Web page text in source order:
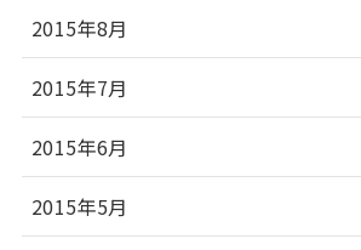
2015年8月
2015年7月
2015年6月
2015年5月